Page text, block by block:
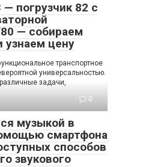
погрузчик 82 с
— собираем
узнаем цену
транспортное
универсальностью.
задачи,
0
музыкой в
смартфона
способов
звукового